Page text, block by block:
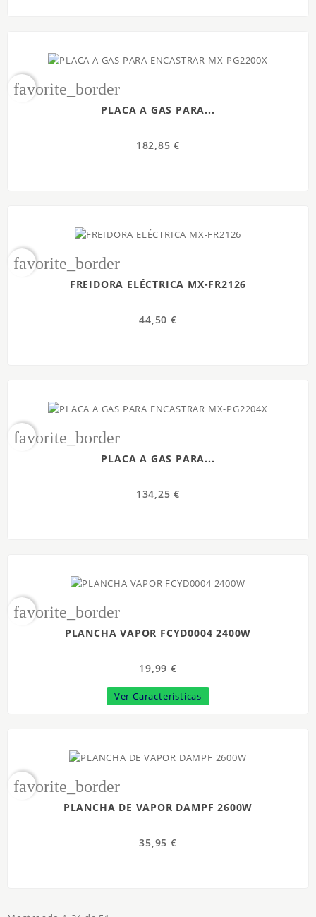
favorite_border
PLACA A GAS PARA...
182,85 €
favorite_border
FREIDORA ELÉCTRICA MX-FR2126
44,50 €
favorite_border
PLACA A GAS PARA...
134,25 €
favorite_border
PLANCHA VAPOR FCYD0004 2400W
19,99 €
Ver Características
favorite_border
PLANCHA DE VAPOR DAMPF 2600W
35,95 €